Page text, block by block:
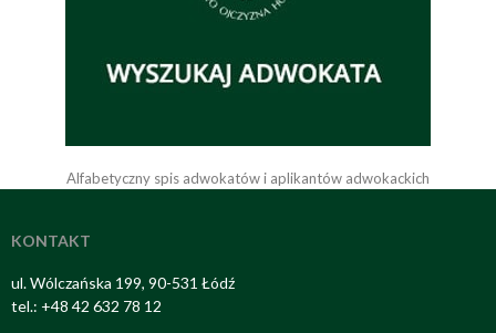
Alfabetyczny spis adwokatów i aplikantów adwokackich
KONTAKT
ul. Wólczańska 199, 90-531 Łódź
tel.: +48 42 632 78 12